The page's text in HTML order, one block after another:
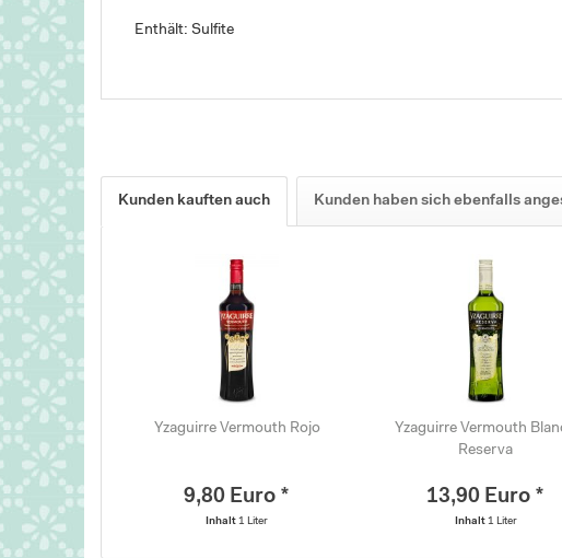
Enthält: Sulfite
Kunden kauften auch Kunden haben sich ebenfalls
Yzaguirre Vermouth Rojo
9,80 Euro *
Inhalt1 Liter
Yzaguirre Vermouth
Reserva
13,90 Euro *
Inhalt 1 Liter